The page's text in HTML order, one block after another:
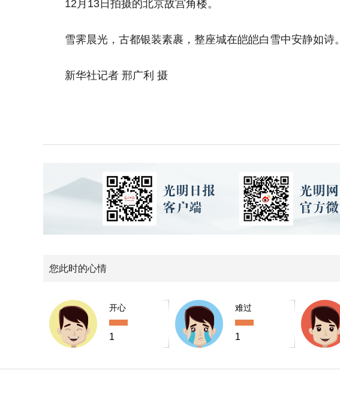
12月13日拍摄的北京故宫角楼。
雪霁晨光，古都银装素裹，整座城在皑皑白雪中安静如诗。
新华社记者 邢广利 摄
您此时的心情
开心
1
难过
1